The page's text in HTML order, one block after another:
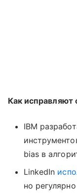
Как исправляют
IBM
bias в
LinkedIn
но